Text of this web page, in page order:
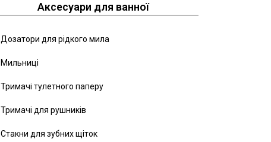
Аксесуари для ванної
Дозатори для рідкого мила
Мильниці
Тримачі тулетного паперу
Тримачі для рушників
Стакни для зубних щіток